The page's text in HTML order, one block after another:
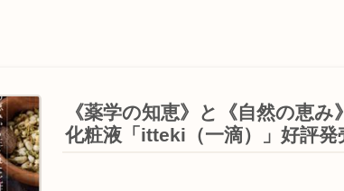
《薬学の知恵》と《自然の恵
化粧液「itteki（一滴）」好評発